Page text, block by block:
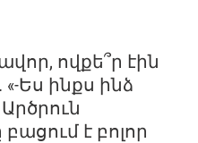
ովքե՞ր էին
Ես ինքս ինձ
Արծրուն
է բոլոր